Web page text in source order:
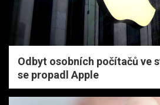
Odbyt osobních počítačů ve
se propadl Apple